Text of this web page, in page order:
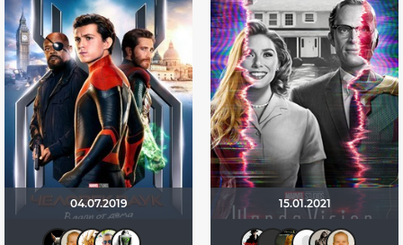
04.07.2019
loki86 Павел Деточкин
15.01.2021
VLAD1995